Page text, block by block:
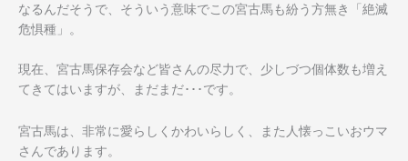
なるんだそうで、そういう意味でこの宮古馬も紛う方無き「絶滅
危惧種」。
現在、宮古馬保存会など皆さんの尽力で、少しづつ個体数も増え
てきてはいますが、まだまだ･･･です。
宮古馬は、非常に愛らしくかわいらしく、また人懐っこいおウマ
さんであります。